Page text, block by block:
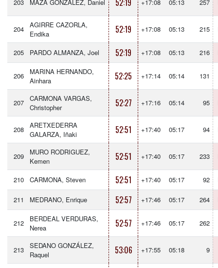
203 MAZA GONZÁLEZ, Daniel 52:19 +17:08 05:13 257
204
AGIRRE CAZORLA,
Endika
52:19 +17:08 05:13 215
205 PARDO ALMANZA, Joel 52:19 +17:08 05:13 216
206
MARINA HERNANDO,
Ainhara
52:25 +17:14 05:14 131
207
CARMONA VARGAS,
Christopher
52:27 +17:16 05:14 95
208
ARETXEDERRA
GALARZA, Iñaki
52:51 +17:40 05:17 94
209
MURO RODRIGUEZ,
Kemen
52:51 +17:40 05:17 233
210 CARMONA, Steven 52:51 +17:40 05:17 92
211 MEDRANO, Enrique 52:57 +17:46 05:17 264
212
BERDEAL VERDURAS,
Nerea
52:57 +17:46 05:17 262
213
SEDANO GONZÁLEZ,
Raquel
53:06 +17:55 05:18 9